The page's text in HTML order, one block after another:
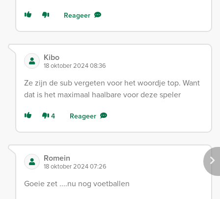
Reageer
Kibo
18 oktober 2024 08:36
Ze zijn de sub vergeten voor het woordje top. Want
dat is het maximaal haalbare voor deze speler
4 Reageer
Romein
18 oktober 2024 07:26
Goeie zet ....nu nog voetballen